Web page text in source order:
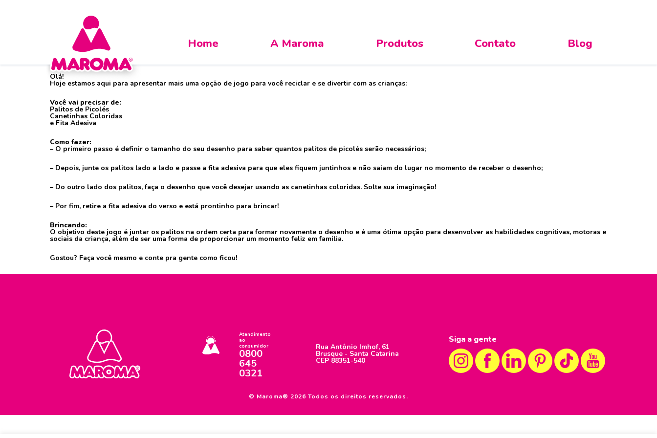
Home A Maroma Produtos Contato Blog
Quebra-Cabeça de Palito
Olá!
Hoje estamos aqui para apresentar mais uma opção de jogo para você reciclar e se divertir com as crianças:
Você vai precisar de:
Palitos de Picolés
Canetinhas Coloridas
e Fita Adesiva
Como fazer:
– O primeiro passo é definir o tamanho do seu desenho para saber quantos palitos de picolés serão necessários;
– Depois, junte os palitos lado a lado e passe a fita adesiva para que eles fiquem juntinhos e não saiam do lugar no momento de receber o desenho;
– Do outro lado dos palitos, faça o desenho que você desejar usando as canetinhas coloridas. Solte sua imaginação!
– Por fim, retire a fita adesiva do verso e está prontinho para brincar!
Brincando:
O objetivo deste jogo é juntar os palitos na ordem certa para formar novamente o desenho e é uma ótima opção para desenvolver as habilidades cognitivas, motoras e
sociais da criança, além de ser uma forma de proporcionar um momento feliz em família.
Gostou? Faça você mesmo e conte pra gente como ficou!
Atendimento
ao
consumidor
0800
645
0321
Rua Antônio Imhof, 61
Brusque - Santa Catarina
CEP 88351-540
Siga a gente
© Maroma® 2026 Todos os direitos reservados.